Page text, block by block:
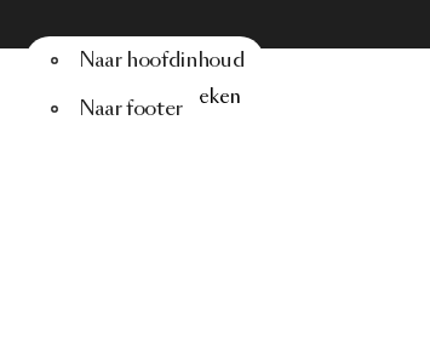
Naar hoofdinhoud
Naar footer
Menu Zoeken